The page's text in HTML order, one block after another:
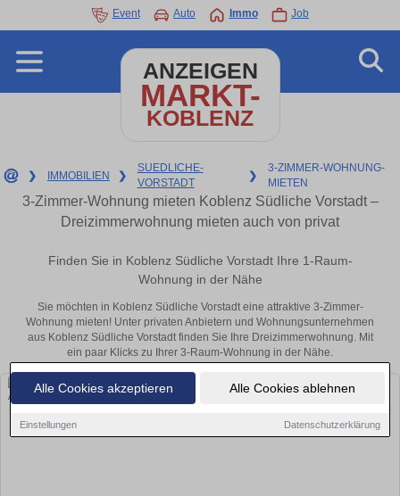
Alle Cookies akzeptieren Alle Cookies ablehnen
Einstellungen Datenschutzerklärung
Event Auto Immo Job
ANZEIGEN
MARKT-
KOBLENZ
❯ IMMOBILIEN ❯
SUEDLICHE-
VORSTADT
❯
3-ZIMMER-WOHNUNG-
MIETEN
3-Zimmer-Wohnung mieten Koblenz Südliche Vorstadt –
Dreizimmerwohnung mieten auch von privat
Finden Sie in Koblenz Südliche Vorstadt Ihre 1-Raum-
Wohnung in der Nähe
Sie möchten in Koblenz Südliche Vorstadt eine attraktive 3-Zimmer-
Wohnung mieten! Unter privaten Anbietern und Wohnungsunternehmen
aus Koblenz Südliche Vorstadt finden Sie Ihre Dreizimmerwohnung. Mit
ein paar Klicks zu Ihrer 3-Raum-Wohnung in der Nähe.